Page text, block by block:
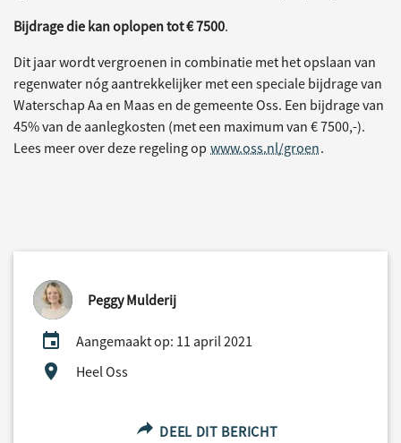
Bijdrage die kan oplopen tot € 7500.
Dit jaar wordt vergroenen in combinatie met het opslaan van
regenwater nóg aantrekkelijker met een speciale bijdrage van
Waterschap Aa en Maas en de gemeente Oss. Een bijdrage van
45% van de aanlegkosten (met een maximum van € 7500,-).
Lees meer over deze regeling op www.oss.nl/groen.
Peggy Mulderij
Aangemaakt op: 11 april 2021
Heel Oss
DEEL DIT BERICHT